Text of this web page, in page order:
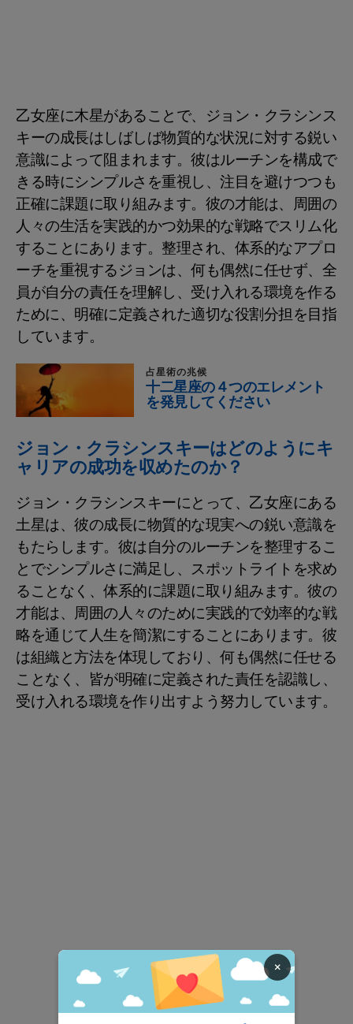
乙女座に木星があることで、ジョン・クラシンス
キーの成長はしばしば物質的な状況に対する鋭い
意識によって阻まれます。彼はルーチンを構成で
きる時にシンプルさを重視し、注目を避けつつも
正確に課題に取り組みます。彼の才能は、周囲の
人々の生活を実践的かつ効果的な戦略でスリム化
することにあります。整理され、体系的なアプロ
ーチを重視するジョンは、何も偶然に任せず、全
員が自分の責任を理解し、受け入れる環境を作る
ために、明確に定義された適切な役割分担を目指
しています。
占星術の兆候
十二星座の４つのエレメント
を発見してください
ジョン・クラシンスキーはどのようにキ
ャリアの成功を収めたのか？
ジョン・クラシンスキーにとって、乙女座にある
土星は、彼の成長に物質的な現実への鋭い意識を
もたらします。彼は自分のルーチンを整理するこ
とでシンプルさに満足し、スポットライトを求め
ることなく、体系的に課題に取り組みます。彼の
才能は、周囲の人々のために実践的で効率的な戦
略を通じて人生を簡潔にすることにあります。彼
は組織と方法を体現しており、何も偶然に任せる
ことなく、皆が明確に定義された責任を認識し、
受け入れる環境を作り出すよう努力しています。
×